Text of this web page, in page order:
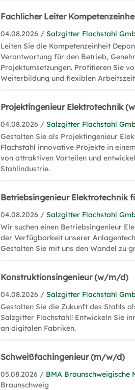
Fachlicher Leiter
04.08.2026 /Salzgitter Flachstahl
Leiten Sie die Kompetenzeinheit
Verantwortung für den Betrieb,
Projektumsetzungen. Profitieren Sie
Weiterbildung und flexiblen
Projektingenieur Elektrotechnik
04.08.2026 /Salzgitter Flachstahl
Gestalten Sie als Projektingenieur
Flachstahl innovative Projekte in
von attraktiven Vorteilen und
Stahlindustrie.
Betriebsingenieur
04.08.2026 /Salzgitter Flachstahl
Wir suchen einen Betriebsingenieur
der Verfügbarkeit unserer
Gestalten Sie mit uns den Wandel zu
Konstruktionsingenieur (w/m/d)
04.08.2026 /Salzgitter Flachstahl
Gestalten Sie die Zukunft des Stahls
Salzgitter Flachstahl! Entwickeln Sie
an digitalen Fabriken.
Schweißfachingenieur (m/w/d)
05.08.2026 / BMA Braunschweigische
Braunschweig